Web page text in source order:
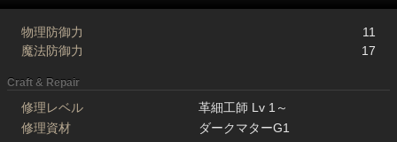
物理防御力
11
魔法防御力
17
Craft & Repair
修理レベル
革細工師 Lv 1～
修理資材
ダークマターG1